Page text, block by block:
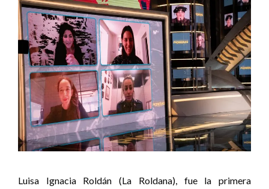
Luisa Ignacia Roldán (La Roldana), fue la primera